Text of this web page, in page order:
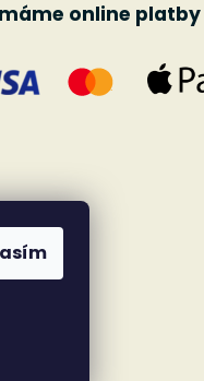
online platby